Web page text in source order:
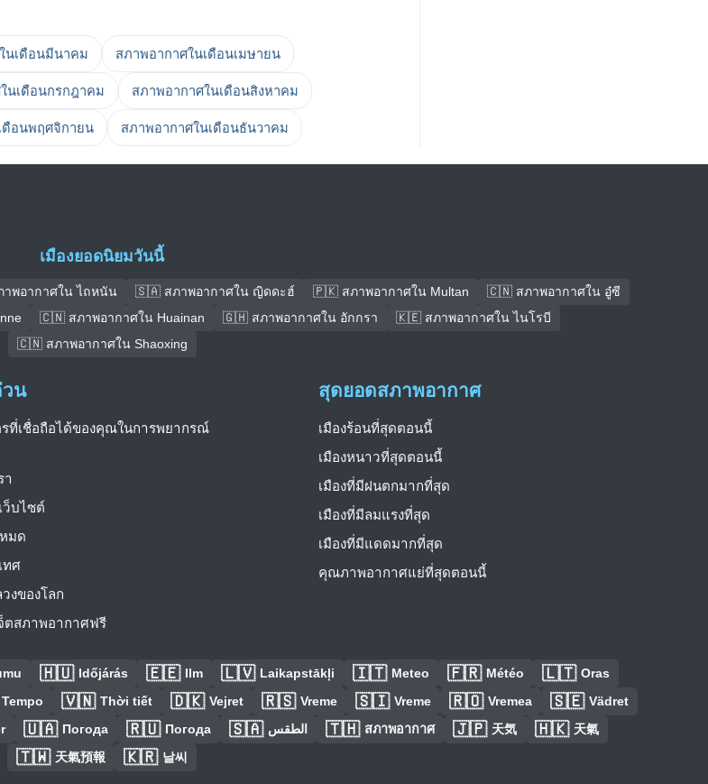
นเดือนมีนาคม สภาพอากาศในเดือนเมษายน
นเดือนกรกฎาคม สภาพอากาศในเดือนสิงหาคม
ดือนพฤศจิกายน สภาพอากาศในเดือนธันวาคม
เมืองยอดนิยมวันนี้
พอากาศใน ไถหนัน 🇸🇦 สภาพอากาศใน ญิดดะฮ์ 🇵🇰 สภาพอากาศใน Multan
🇨🇳 สภาพอากาศใน อู๋ซี
🇨🇳 สภาพอากาศใน Huainan 🇬🇭 สภาพอากาศใน อักกรา
🇰🇪 สภาพอากาศใน ไนโรบี
🇨🇳 สภาพอากาศใน Shaoxing
น
ที่เชื่อถือได้ของคุณในการพยากรณ์
า
ว็บไซต์
มด
ทศ
วงของโลก
ตสภาพอากาศฟรี
สุดยอดสภาพอากาศ
เมืองร้อนที่สุดตอนนี้
เมืองหนาวที่สุดตอนนี้
เมืองที่มีฝนตกมากที่สุด
เมืองที่มีลมแรงที่สุด
เมืองที่มีแดดมากที่สุด
คุณภาพอากาศแย่ที่สุดตอนนี้
🇭🇺 Időjárás 🇪🇪 Ilm 🇱🇻 Laikapstākļi 🇮🇹 Meteo 🇫🇷 Météo 🇱🇹 Oras
Tempo 🇻🇳 Thời tiết 🇩🇰 Vejret 🇷🇸 Vreme 🇸🇮 Vreme 🇷🇴 Vremea 🇸🇪 Vädret
🇺🇦 Погода 🇷🇺 Погода 🇸🇦 الطقس 🇹🇭 สภาพอากาศ 🇯🇵 天気 🇭🇰 天氣
🇹🇼 天氣預報 🇰🇷 날씨